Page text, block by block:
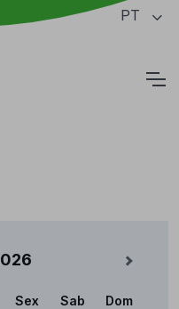
página PT
Mês
Sex Sab Dom